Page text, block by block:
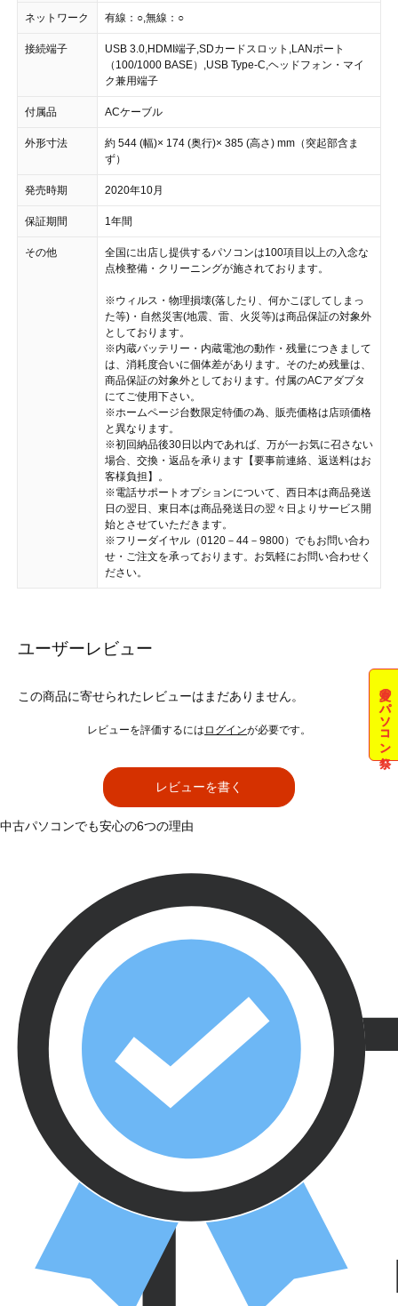
ネットワーク 有線：○,無線：○
接続端子
USB 3.0,HDMI端子,SDカードスロット,LANポート
（100/1000 BASE）,USB Type-C,ヘッドフォン・マイ
ク兼用端子
付属品 ACケーブル
外形寸法
約 544 (幅)× 174 (奥行)× 385 (高さ) mm（突起部含ま
ず）
発売時期 2020年10月
保証期間 1年間
その他
全国に出店し提供するパソコンは100項目以上の入念な
点検整備・クリーニングが施されております。
※ウィルス・物理損壊(落したり、何かこぼしてしまっ
た等)・自然災害(地震、雷、火災等)は商品保証の対象外
としております。
※内蔵バッテリー・内蔵電池の動作・残量につきまして
は、消耗度合いに個体差があります。そのため残量は、
商品保証の対象外としております。付属のACアダプタ
にてご使用下さい。
※ホームページ台数限定特価の為、販売価格は店頭価格
と異なります。
※初回納品後30日以内であれば、万が一お気に召さない
場合、交換・返品を承ります【要事前連絡、返送料はお
客様負担】。
※電話サポートオプションについて、西日本は商品発送
日の翌日、東日本は商品発送日の翌々日よりサービス開
始とさせていただきます。
※フリーダイヤル（0120－44－9800）でもお問い合わ
せ・ご注文を承っております。お気軽にお問い合わせく
ださい。
ユーザーレビュー
この商品に寄せられたレビューはまだありません。
レビューを評価するには ログインが必要です。
レビューを書く
夏のパソコン祭
中古パソコンでも安心の6つの理由